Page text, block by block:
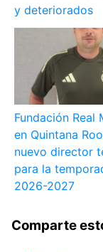
y deteriorados
Fundación Real
en Quintana
nuevo director
para la
2026-2027
Comparte